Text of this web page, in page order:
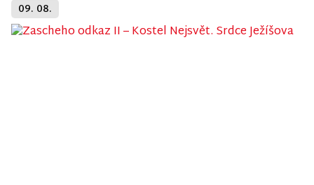
09. 08.